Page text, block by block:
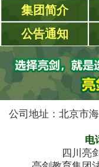
集团简介
公告通知
公司地址：北京市
电
四川亮